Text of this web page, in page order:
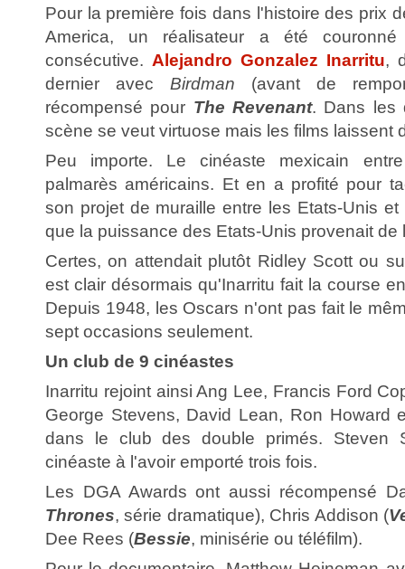
Pour la première fois dans l'histoire des prix
America, un réalisateur a été
consécutive. Alejandro Gonzalez Inarritu,
dernier avec Birdman (avant de
récompensé pour The Revenant. Dans les
scène se veut virtuose mais les films laissent
Peu importe. Le cinéaste mexicain
palmarès américains. Et en a profité pour
son projet de muraille entre les Etats-Unis
que la puissance des Etats-Unis provenait de
Certes, on attendait plutôt Ridley Scott ou
est clair désormais qu'Inarritu fait la course
Depuis 1948, les Oscars n'ont pas fait le
sept occasions seulement.
Un club de 9 cinéastes
Inarritu rejoint ainsi Ang Lee, Francis Ford
George Stevens, David Lean, Ron Howard
dans le club des double primés. Steven
cinéaste à l'avoir emporté trois fois.
Les DGA Awards ont aussi récompensé
Thrones, série dramatique), Chris Addison (
Dee Rees (Bessie, minisérie ou téléfilm).